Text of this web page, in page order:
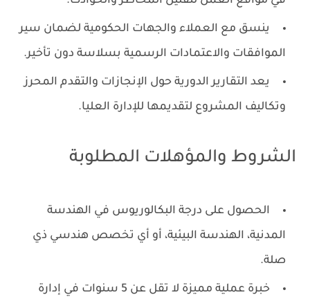
ينسق مع العملاء والجهات الحكومية لضمان سير
الموافقات والاعتمادات الرسمية بسلاسة دون تأخير.
يعد التقارير الدورية حول الإنجازات والتقدم المحرز
وتكاليف المشروع لتقديمها للإدارة العليا.
الشروط والمؤهلات المطلوبة
الحصول على درجة البكالوريوس في الهندسة
المدنية، الهندسة البيئية، أو أي تخصص هندسي ذي
صلة.
خبرة عملية مميزة لا تقل عن 5 سنوات في إدارة